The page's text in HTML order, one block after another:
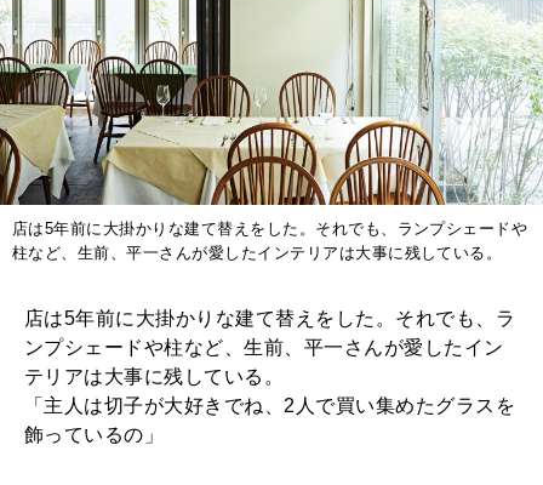
店は5年前に大掛かりな建て替えをした。それでも、ランプシェードや
柱など、生前、平一さんが愛したインテリアは大事に残している。
店は5年前に大掛かりな建て替えをした。それでも、ラ
ンプシェードや柱など、生前、平一さんが愛したイン
テリアは大事に残している。
「主人は切子が大好きでね、2人で買い集めたグラスを
飾っているの」